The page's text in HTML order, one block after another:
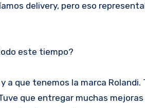
delivery, pero eso
este tiempo?
a que tenemos la marca
que entregar muchas